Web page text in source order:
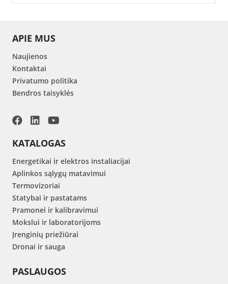
APIE MUS
Naujienos
Kontaktai
Privatumo politika
Bendros taisyklės
KATALOGAS
Energetikai ir elektros instaliacijai
Aplinkos sąlygų matavimui
Termovizoriai
Statybai ir pastatams
Pramonei ir kalibravimui
Mokslui ir laboratorijoms
Įrenginių priežiūrai
Dronai ir sauga
PASLAUGOS